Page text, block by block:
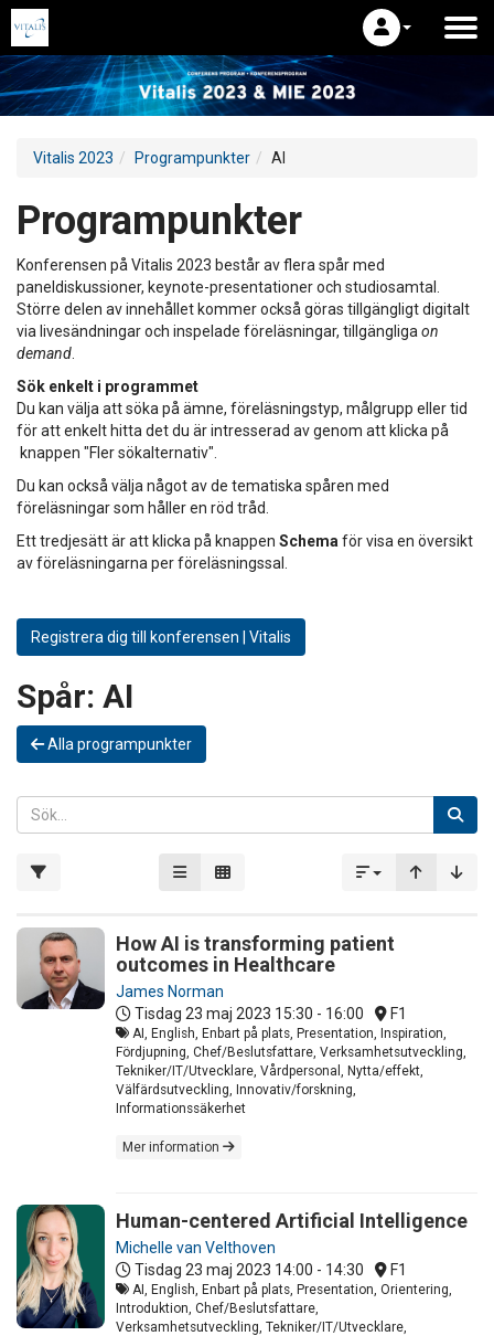
Vitalis 2023 Programpunkter AI
Programpunkter
Konferensen på Vitalis 2023 består av flera spår med
paneldiskussioner, keynote-presentationer och studiosamtal.
Större delen av innehållet kommer också göras tillgängligt digitalt
via livesändningar och inspelade föreläsningar, tillgängliga on
demand
Sök enkelt i programmet
Du kan välja att söka på ämne, föreläsningstyp, målgrupp eller tid
för att enkelt hitta det du är intresserad av genom att klicka på
knappen "Fler sökalternativ".
Du kan också välja något av de tematiska spåren med
föreläsningar som håller en röd tråd.
Ett tredjesätt är att klicka på knappen Schema för visa en översikt
av föreläsningarna per föreläsningssal.
Registrera dig till konferensen | Vitalis
Spår: AI
Alla programpunkter
How AI is transforming patient
outcomes in Healthcare
James Norman
Tisdag 23 maj 2023 15:30 - 16:00 F1
AI, English, Enbart på plats, Presentation, Inspiration,
Fördjupning, Chef/Beslutsfattare, Verksamhetsutveckling,
Tekniker/IT/Utvecklare, Vårdpersonal, Nytta/effekt,
Välfärdsutveckling, Innovativ/forskning,
Informationssäkerhet
Mer information
Human-centered Artificial Intelligence
Michelle van Velthoven
Tisdag 23 maj 2023 14:00 - 14:30 F1
AI, English, Enbart på plats, Presentation, Orientering,
Introduktion, Chef/Beslutsfattare,
Verksamhetsutveckling, Tekniker/IT/Utvecklare,